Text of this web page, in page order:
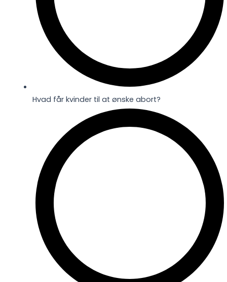
Hvad får kvinder til at ønske abort?